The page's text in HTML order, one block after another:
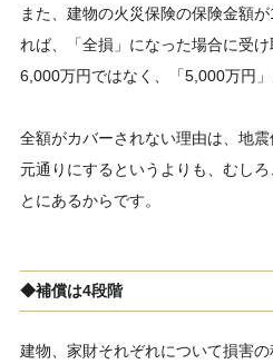
また、建物の火災保険の保険金額
れば、「全損」になった場合に受
6,000万円ではなく、「5,000万円」
全額がカバーされない理由は、地
元通りにするというよりも、むし
とにあるからです。
◆補償は4段階
建物、家財それぞれについて損害の